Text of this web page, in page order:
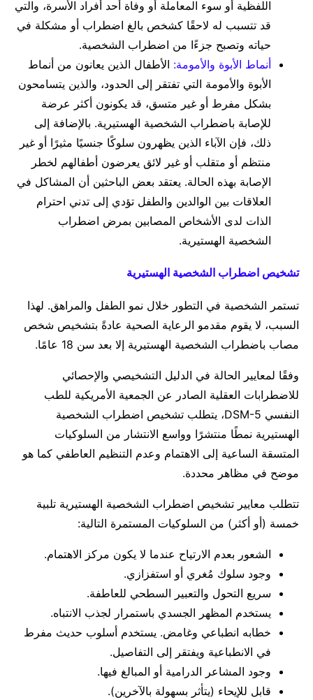
اللفظية أو سوء المعاملة أو وفاة أحد أفراد الأسرة، والتي
قد تتسبب له لاحقًا كشخص بالغ اضطراب أو مشكلة في
حياته وتصبح جزءًا من اضطراب الشخصية.
أنماط الأبوة والأمومة: الأطفال الذين يعانون من أنماط
الأبوة والأمومة التي تفتقر إلى الحدود، والذين يتسامحون
بشكل مفرط أو غير متسق، قد يكونون أكثر عرضة
للإصابة باضطراب الشخصية الهستيرية. بالإضافة إلى
ذلك، فإن الآباء الذين يظهرون سلوكًا جنسيًا مثيرًا أو غير
منتظم أو متقلب أو غير لائق يعرضون أطفالهم لخطر
الإصابة بهذه الحالة. يعتقد بعض الباحثين أن المشاكل في
العلاقات بين الوالدين والطفل تؤدي إلى تدني احترام
الذات لدى الأشخاص المصابين بمرض اضطراب
الشخصية الهستيرية.
تشخيص اضطراب الشخصية الهستيرية
تستمر الشخصية في التطور خلال نمو الطفل والمراهق. لهذا
السبب، لا يقوم مقدمو الرعاية الصحية عادةً بتشخيص شخص
مصاب باضطراب الشخصية الهستيرية إلا بعد سن 18 عامًا.
وفقًا لمعايير الحالة في الدليل التشخيصي والإحصائي
للاضطرابات العقلية الصادر عن الجمعية الأمريكية للطب
النفسي DSM-5، يتطلب تشخيص اضطراب الشخصية
الهستيرية نمطًا منتشرًا وواسع الانتشار من السلوكيات
المتسقة الساعية إلى الاهتمام وعدم التنظيم العاطفي كما هو
موضح في مظاهر محددة.
تتطلب معايير تشخيص اضطراب الشخصية الهستيرية تلبية
خمسة (أو أكثر) من السلوكيات المستمرة التالية:
الشعور بعدم الارتياح عندما لا يكون مركز الاهتمام.
وجود سلوك مُغري أو استفزازي.
سريع التحول والتعبير السطحي للعاطفة.
يستخدم المظهر الجسدي باستمرار لجذب الانتباه.
خطابه انطباعي وغامض. يستخدم أسلوب حديث مفرط
في الانطباعية ويفتقر إلى التفاصيل.
وجود المشاعر الدرامية أو المبالغ فيها.
قابل للإيحاء (يتأثر بسهولة بالآخرين).